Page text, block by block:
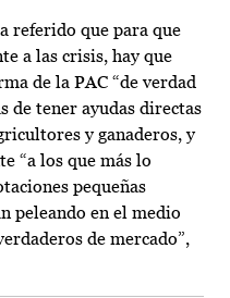
referido que para que
a las crisis, hay que
de la PAC “de verdad
de tener ayudas directas
y ganaderos, y
“a los que más lo
pequeñas
peleando en el medio
de mercado”,